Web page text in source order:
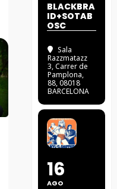
BLACKBRA
ID+SOTAB
OSC
Sala
Razzmatazz
3, Carrer de
Pamplona,
88, 08018
BARCELONA
16
AGO